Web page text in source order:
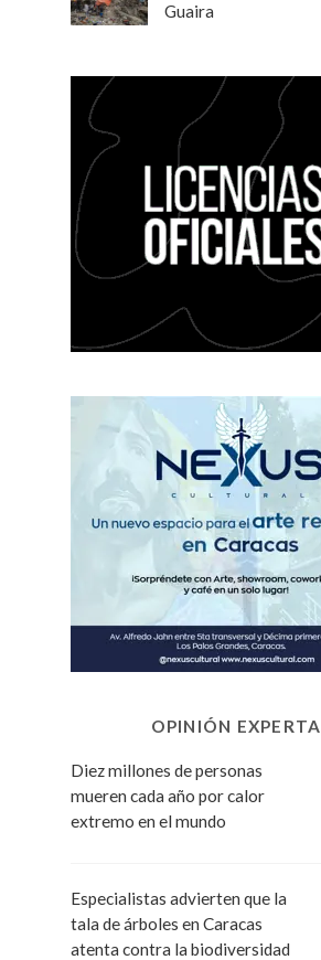
Guaira
OPINIÓN EXPERTA
Diez millones de personas
mueren cada año por calor
extremo en el mundo
Especialistas advierten que la
tala de árboles en Caracas
atenta contra la biodiversidad